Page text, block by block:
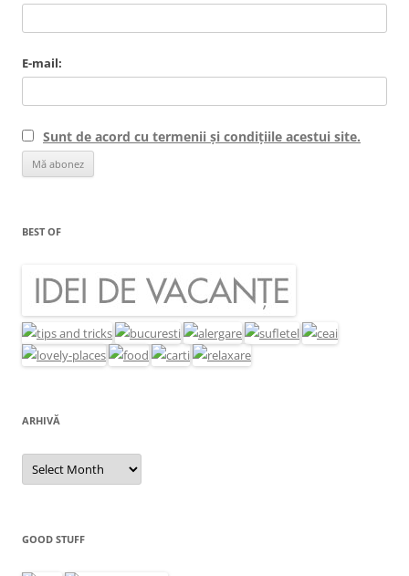
E-mail:
Sunt de acord cu termenii și condițiile acestui site.
BEST OF
ARHIVĂ
Arhivă
GOOD STUFF